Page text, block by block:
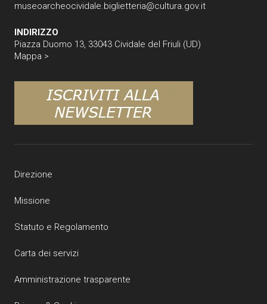
museoarcheocividale.biglietteria@cultura.gov.it
INDIRIZZO
Piazza Duomo 13, 33043 Cividale del Friuli (UD)
Mappa >
Direzione
Missione
Statuto e Regolamento
Carta dei servizi
Amministrazione trasparente